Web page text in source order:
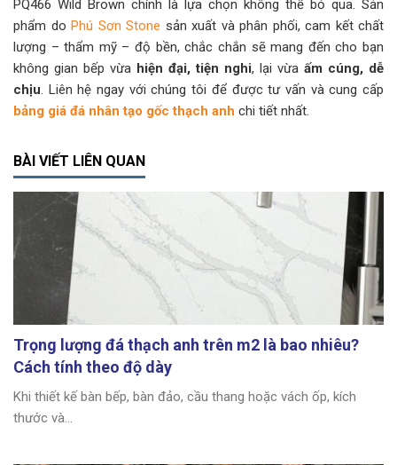
PQ466 Wild Brown chính là lựa chọn không thể bỏ qua. Sản
phẩm do Phú Sơn Stone sản xuất và phân phối, cam kết chất
lượng – thẩm mỹ – độ bền, chắc chắn sẽ mang đến cho bạn
không gian bếp vừa hiện đại, tiện nghi, lại vừa ấm cúng, dễ
chịu. Liên hệ ngay với chúng tôi để được tư vấn và cung cấp
bảng giá đá nhân tạo gốc thạch anh chi tiết nhất.
BÀI VIẾT LIÊN QUAN
Trọng lượng đá thạch anh trên m2 là bao nhiêu?
Cách tính theo độ dày
Khi thiết kế bàn bếp, bàn đảo, cầu thang hoặc vách ốp, kích
thước và...